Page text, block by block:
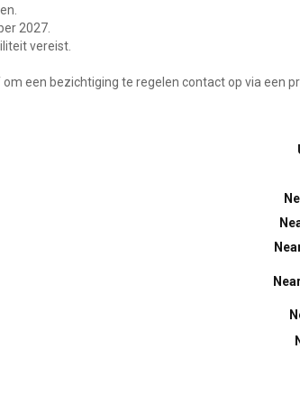
2027.
vereist.
een bezichtiging te regelen contact op via een